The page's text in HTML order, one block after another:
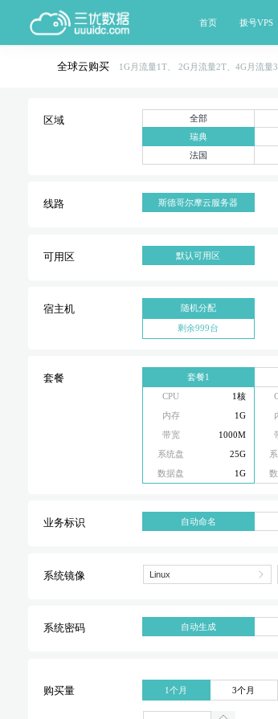
首页 拨号VPS
全球云购买 1G月流量1T、 2G月流量2T、4G月流
区域 全部
瑞典
法国
线路 斯德哥尔摩云服务器
可用区 默认可用区
宿主机 随机分配
剩余999台
套餐 套餐1
CPU
1核
内存
1G
带宽
1000M
系统盘
25G
数据盘
1G
业务标识 自动命名
系统镜像
系统密码 自动生成
购买量 1个月 3个月